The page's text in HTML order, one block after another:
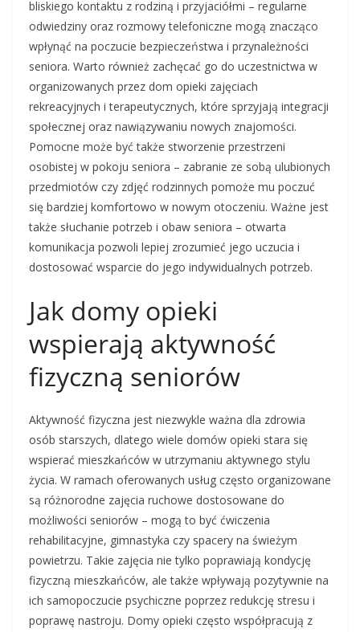
bliskiego kontaktu z rodziną i przyjaciółmi – regularne
odwiedziny oraz rozmowy telefoniczne mogą znacząco
wpłynąć na poczucie bezpieczeństwa i przynależności
seniora. Warto również zachęcać go do uczestnictwa w
organizowanych przez dom opieki zajęciach
rekreacyjnych i terapeutycznych, które sprzyjają integracji
społecznej oraz nawiązywaniu nowych znajomości.
Pomocne może być także stworzenie przestrzeni
osobistej w pokoju seniora – zabranie ze sobą ulubionych
przedmiotów czy zdjęć rodzinnych pomoże mu poczuć
się bardziej komfortowo w nowym otoczeniu. Ważne jest
także słuchanie potrzeb i obaw seniora – otwarta
komunikacja pozwoli lepiej zrozumieć jego uczucia i
dostosować wsparcie do jego indywidualnych potrzeb.
Jak domy opieki
wspierają aktywność
fizyczną seniorów
Aktywność fizyczna jest niezwykle ważna dla zdrowia
osób starszych, dlatego wiele domów opieki stara się
wspierać mieszkańców w utrzymaniu aktywnego stylu
życia. W ramach oferowanych usług często organizowane
są różnorodne zajęcia ruchowe dostosowane do
możliwości seniorów – mogą to być ćwiczenia
rehabilitacyjne, gimnastyka czy spacery na świeżym
powietrzu. Takie zajęcia nie tylko poprawiają kondycję
fizyczną mieszkańców, ale także wpływają pozytywnie na
ich samopoczucie psychiczne poprzez redukcję stresu i
poprawę nastroju. Domy opieki często współpracują z